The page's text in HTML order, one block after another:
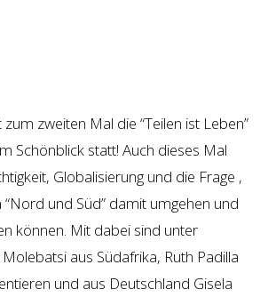
zweiten Mal die “Teilen ist Leben”
Schönblick statt! Auch dieses Mal
Globalisierung und die Frage ,
“Nord und Süd” damit umgehen und
können. Mit dabei sind unter
aus Südafrika, Ruth Padilla
und aus Deutschland Gisela